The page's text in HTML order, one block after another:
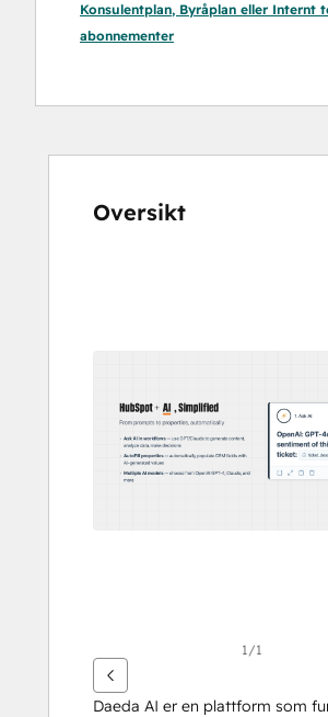
Konsulentplan, Byråplan eller Internt
abonnementer
Oversikt
elementer
1/1
Daeda AI er en plattform som